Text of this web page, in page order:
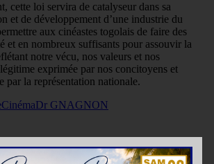
cette loi servira de catalyseur dans sa
et de développement d’une industrie du
aux cinéastes togolais de faire des
et en nombreux suffisants pour assouvir la
notre vécu, nos valeurs et nos
exprimée par nos concitoyens et
par la représentation nationale.
CinémaDr GNAGNON